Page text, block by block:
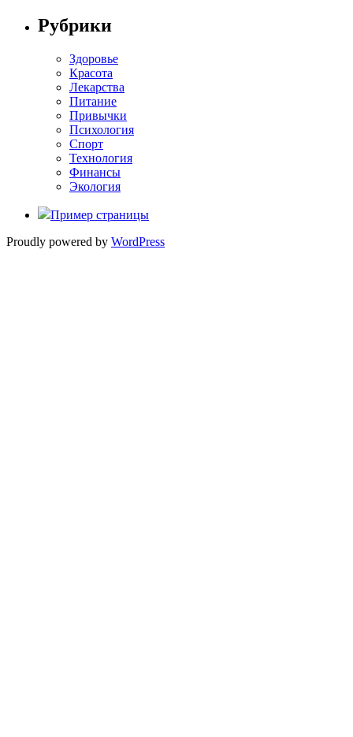
Рубрики
Здоровье
Красота
Лекарства
Питание
Привычки
Психология
Спорт
Технология
Финансы
Экология
Пример страницы
Proudly powered by WordPress